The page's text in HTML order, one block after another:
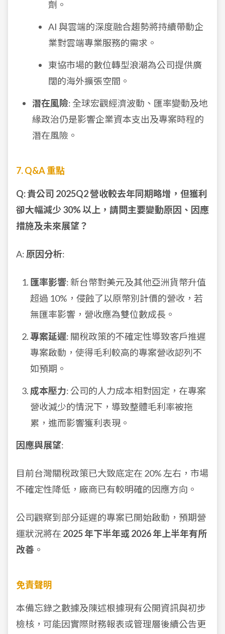
劑。
AI 與雲端的深度融合趨勢將持續帶動企
業對雲端專業服務的需求。
東協市場的數位轉型浪潮為公司提供廣
闊的海外擴張空間。
潛在風險: 全球宏觀經濟波動、匯率變動及地
緣政治仍是影響企業資本支出及專案時程的
潛在風險。
7. Q&A 重點
Q: 貴公司 2025Q2 營收較去年同期略增，但獲利
卻大幅減少 30% 以上，請問主要變動原因、因應
措施及未來展望？
A: 原因分析:
匯率影響: 新台幣對美元及其他亞洲貨幣升值
超過 10%，侵蝕了以原幣別計價的營收，若
無匯率影響，營收應為雙位數成長。
專案延遲: 關稅政策的不確定性導致客戶推遲
專案啟動，使得毛利較高的專案營收認列不
如預期。
成本壓力: 公司的人力成本相對固定，在專案
營收減少的情況下，導致整體毛利率被拖
累，進而影響獲利表現。
因應與展望:
目前台灣關稅政策已大致底定在 20% 左右，市場
不確定性降低，廠商已有較明確的因應方向。
公司觀察到部分延遲的專案已開始啟動，預期營
運狀況將在 2025 年下半年或 2026 年上半年有所
改善 。
免責聲明
本備忘錄之數據及陳述根據現有公開資訊與初步
檢核，可能因實際財務報表或管理層後續公告更